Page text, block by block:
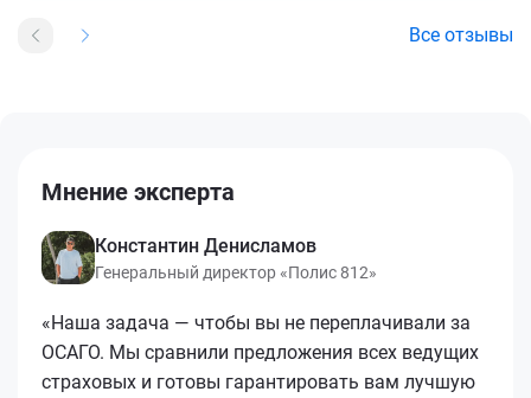
Все отзывы
Мнение эксперта
Константин Денисламов
Генеральный директор «Полис 812»
«Наша задача — чтобы вы не переплачивали за
ОСАГО. Мы сравнили предложения всех ведущих
страховых и готовы гарантировать вам лучшую